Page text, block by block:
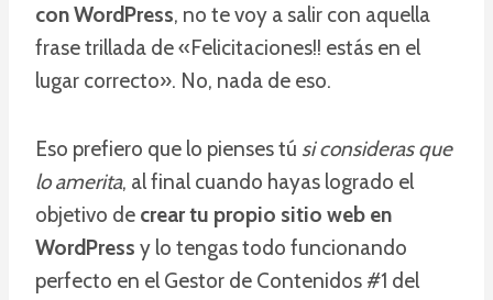
con WordPress, no te voy a salir con aquella
frase trillada de «Felicitaciones!! estás en el
lugar correcto». No, nada de eso.
Eso prefiero que lo pienses tú si consideras que
lo amerita, al final cuando hayas logrado el
objetivo de crear tu propio sitio web en
WordPress y lo tengas todo funcionando
perfecto en el Gestor de Contenidos #1 del